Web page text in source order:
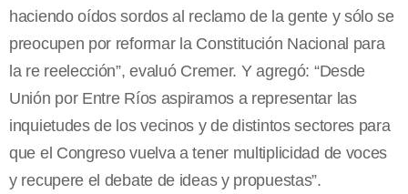
haciendo oídos sordos al reclamo de la gente y sólo se
preocupen por reformar la Constitución Nacional para
la re reelección”, evaluó Cremer. Y agregó: “Desde
Unión por Entre Ríos aspiramos a representar las
inquietudes de los vecinos y de distintos sectores para
que el Congreso vuelva a tener multiplicidad de voces
y recupere el debate de ideas y propuestas”.